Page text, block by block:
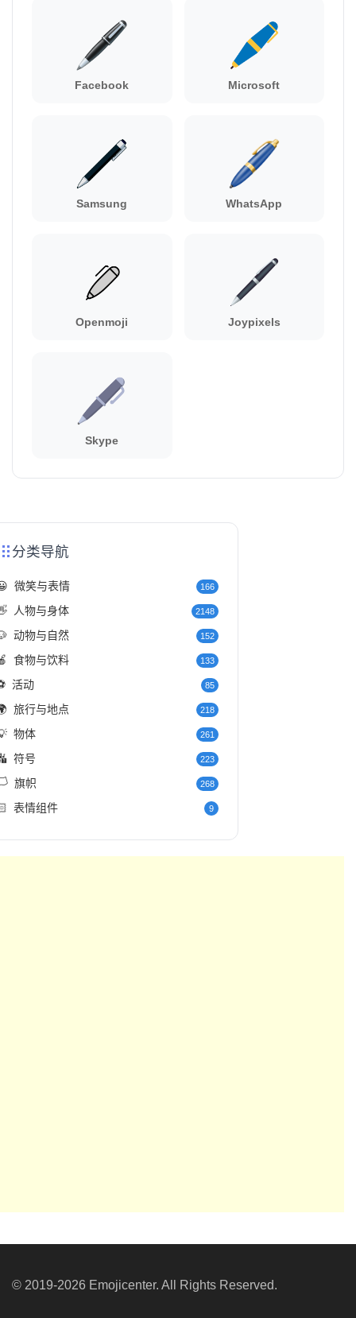
Facebook Microsoft
Samsung WhatsApp
Openmoji Joypixels
Skype
分类导航
微笑与表情 166
人物与身体 2148
动物与自然 152
食物与饮料 133
活动 85
旅行与地点 218
物体 261
符号 223
旗帜 268
表情组件 9
© 2019-2026 Emojicenter. All Rights Reserved.